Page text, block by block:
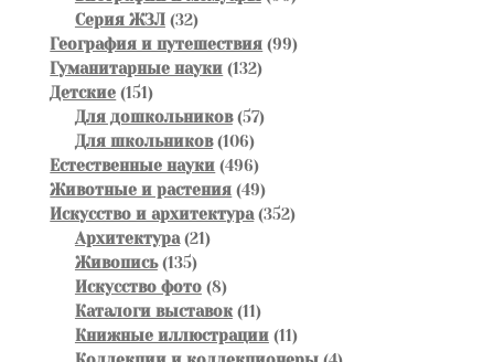
Серия ЖЗЛ 3232
товара
География и путешествия 9999
Гуманитарные науки 132132
Детские 151151
товар
Для дошкольников 5757
Для школьников 106106
товаров
Естественные науки 496496
товаров
Животные и растения 4949
товаров
Искусство и архитектура 352352
Архитектура 2121
Живопись 135135
товаров
Искусство фото 88
товаров
Каталоги выставок 1111
товаров
Книжные иллюстрации 1111